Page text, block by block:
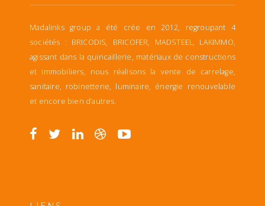
Madalinks group a été crée en 2012, regroupant 4
sociétés : BRICODIS, BRICOFER, MADSTEEL, LAKIMMO,
agissant dans la quincaillerie, matériaux de constructions
et immobiliers, nous réalisons la vente de carrelage,
sanitaire, robinetterie, luminaire, énergie renouvelable
et encore bien d’autres.